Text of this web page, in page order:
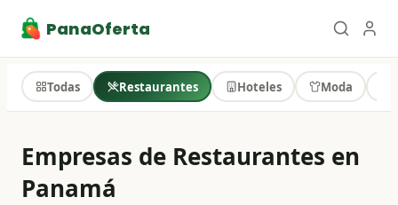
PanaOferta
Todas Restaurantes Hoteles Moda
Empresas de Restaurantes en
Panamá